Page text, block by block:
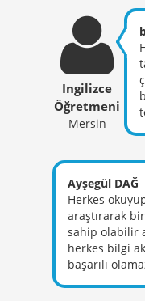
anlatmama
yok.Beni
zaman kala o
güzel motive
hocama
teşekkür
Acayip positif
karakter
inanılmaz
anlatmaya
kifayetsiz
tanıyın ve
İyi ki varsın
HOCAMMM
Ingilizce
Öğretmeni
Mersin
Ayşegül DAĞ
Herkes
araştırarak
sahip olabilir
herkes bilgi
başarılı